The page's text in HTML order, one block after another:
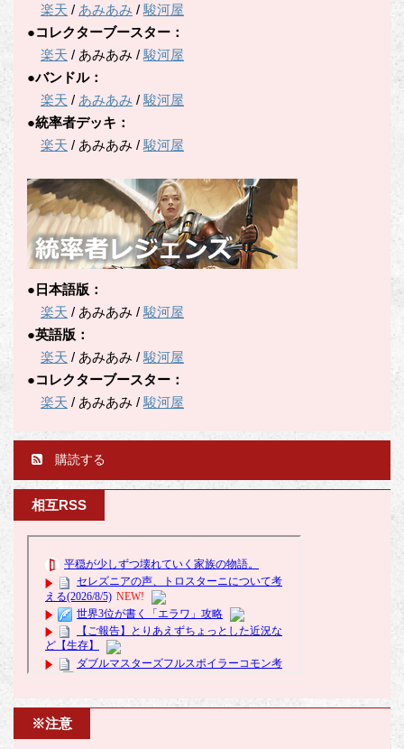
楽天 / あみあみ / 駿河屋
●コレクターブースター：
楽天 / あみあみ / 駿河屋
●バンドル：
楽天 / あみあみ / 駿河屋
●統率者デッキ：
楽天 / あみあみ / 駿河屋
●日本語版：
楽天 / あみあみ / 駿河屋
●英語版：
楽天 / あみあみ / 駿河屋
●コレクターブースター：
楽天 / あみあみ / 駿河屋
購読する
相互RSS
※注意